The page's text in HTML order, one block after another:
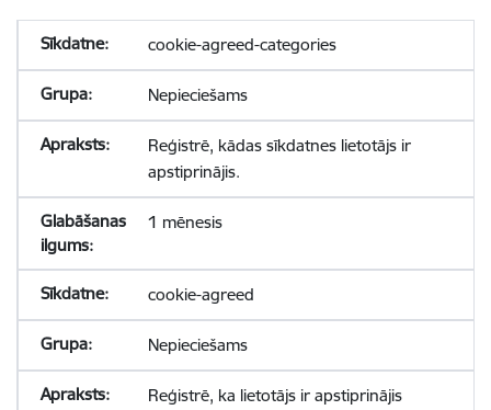
cookie-agreed-categories
Nepieciešams
Reģistrē, kādas sīkdatnes lietotājs ir
apstiprinājis.
1 mēnesis
cookie-agreed
Nepieciešams
Reģistrē, ka lietotājs ir apstiprinājis